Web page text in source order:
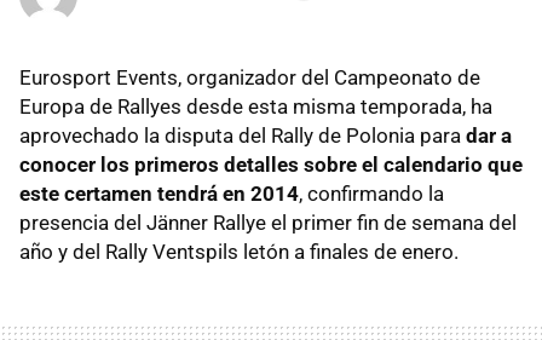
Eurosport Events, organizador del Campeonato de
Europa de Rallyes desde esta misma temporada, ha
aprovechado la disputa del Rally de Polonia para dar a
conocer los primeros detalles sobre el calendario que
este certamen tendrá en 2014, confirmando la
presencia del Jänner Rallye el primer fin de semana del
año y del Rally Ventspils letón a finales de enero.